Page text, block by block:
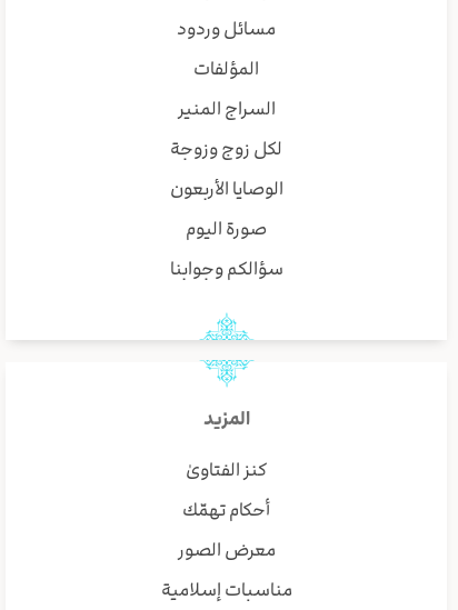
مسائل وردود
المؤلفات
السراج المنير
لكل زوج وزوجة
الوصايا الأربعون
صورة اليوم
سؤالكم وجوابنا
المزيد
كنز الفتاوىٰ
أحكام تهمّك
معرض الصور
مناسبات إسلامية